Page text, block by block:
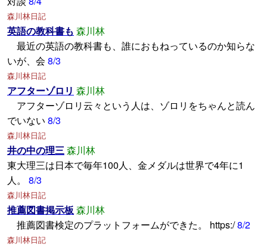
森川林日記
英語の教科書も 森川林
最近の英語の教科書も、誰におもねっているのか知らな
いが、会 8/3
森川林日記
アフターゾロリ 森川林
アフターゾロリ云々という人は、ゾロリをちゃんと読ん
でいない 8/3
森川林日記
井の中の理三森川林
東大理三は日本で毎年100人、金メダルは世界で4年に1
人。 8/3
森川林日記
推薦図書掲示板森川林
推薦図書検定のプラットフォームができた。 https:/8/2
森川林日記